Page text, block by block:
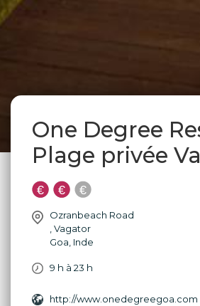
One Degree
Plage privée
Ozranbeach Road
Vagator
Goa Inde
9 h à 23 h
http://www.onedegreegoa.com